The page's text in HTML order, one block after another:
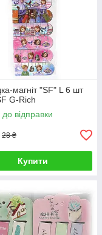
магніт "SF" L 6 шт
G-Rich
до відправки
28 ₴
Купити